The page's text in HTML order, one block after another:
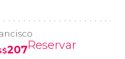
207Reservar